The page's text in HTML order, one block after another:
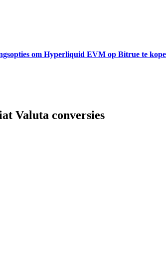
om Hyperliquid EVM op Bitrue te
Valuta conversies